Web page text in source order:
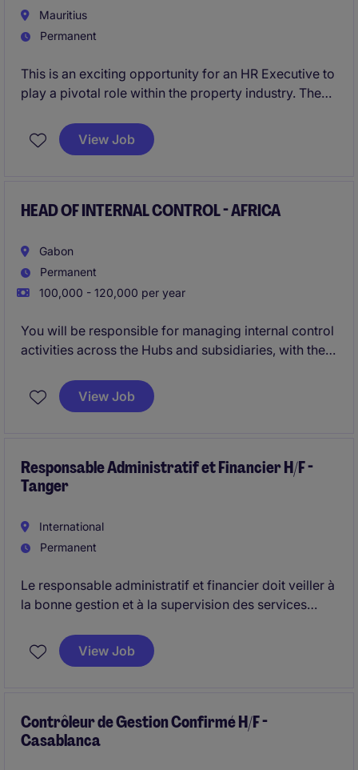
Mauritius
Permanent
This is an exciting opportunity for an HR Executive to
play a pivotal role within the property industry. The
ensuring compliance, and fostering a positive
workplace culture.
View Job
HEAD OF INTERNAL CONTROL - AFRICA
Gabon
Permanent
100,000 - 120,000 per year
You will be responsible for managing internal control
activities across the Hubs and subsidiaries, with the
with internal control , particularly those related to
regulations and statutory requirements.
comprehensive assessments and testing in
accordance with approved internal control review
View Job
Responsable Administratif et Financier H/F -
Tanger
International
Permanent
Le responsable administratif et financier doit veiller à
la bonne gestion et à la supervision des services
View Job
Contrôleur de Gestion Confirmé H/F -
Casablanca